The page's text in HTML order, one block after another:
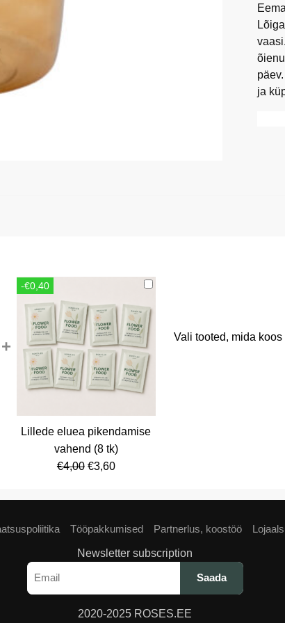
ja
+
-€0,40
Lillede eluea pikendamise
vahend (8 tk)
€4,00 Algne
oli:
€3,60Current
is:
Vali tooted, mida koos
Tööpakkumised Partnerlus, koostöö
Newsletter subscription
2020-2025 ROSES.EE